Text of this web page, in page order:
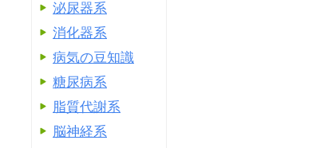
泌尿器系
消化器系
病気の豆知識
糖尿病系
脂質代謝系
脳神経系